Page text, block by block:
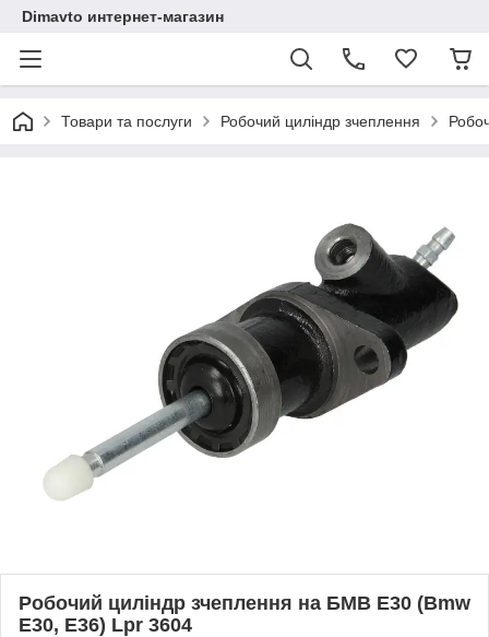
Dimavto интернет-магазин
Товари та послуги Робочий циліндр зчеплення
Робочий циліндр зчеплення на БМВ Е30 (Bmw
E30, E36) Lpr 3604